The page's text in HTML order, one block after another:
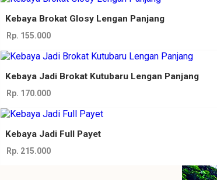
Kebaya Brokat Glosy Lengan Panjang
Rp. 155.000
Kebaya Jadi Brokat Kutubaru Lengan Panjang
Rp. 170.000
Kebaya Jadi Full Payet
Rp. 215.000